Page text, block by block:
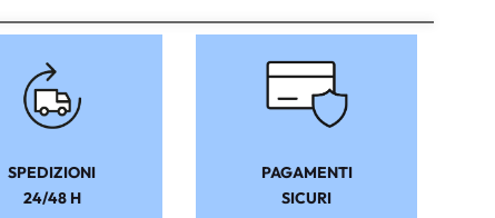
SPEDIZIONI
24/48 H
PAGAMENTI
SICURI